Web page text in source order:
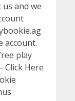
us and we
account.
play
Click Here